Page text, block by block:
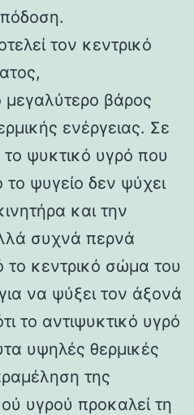
τον κεντρικό
βάρος
ενέργειας. Σε
ψυκτικό υγρό που
ψυγείο δεν ψύχει
και την
συχνά περνά
κεντρικό σώμα του
να ψύξει τον άξονά
το αντιψυκτικό υγρό
υψηλές θερμικές
της
υγρού προκαλεί τη